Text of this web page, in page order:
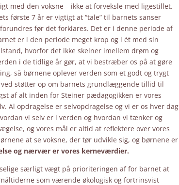
med den voksne – ikke at forveksle med ligestillet.
første 7 år er vigtigt at “tale” til barnets sanser
før det forklares. Det er i denne periode af
er i den periode meget krop og i ét med sin
hvorfor det ikke skelner imellem drøm og
i de tidlige år gør, at vi bestræber os på at gøre
så børnene oplever verden som et godt og trygt
støtter op om barnets grundlæggende tillid til
af alt inden for Steiner pædagogikken er vores
Al opdragelse er selvopdragelse og vi er os hver dag
vi selv er i verden og hvordan vi tænker og
og vores mål er altid at reflektere over vores
at se voksne, der tør udvikle sig, og børnene er
og nærvær er vores kerneværdier.
særligt vægt på prioriteringen af for barnet at
som værende økologisk og fortrinsvist